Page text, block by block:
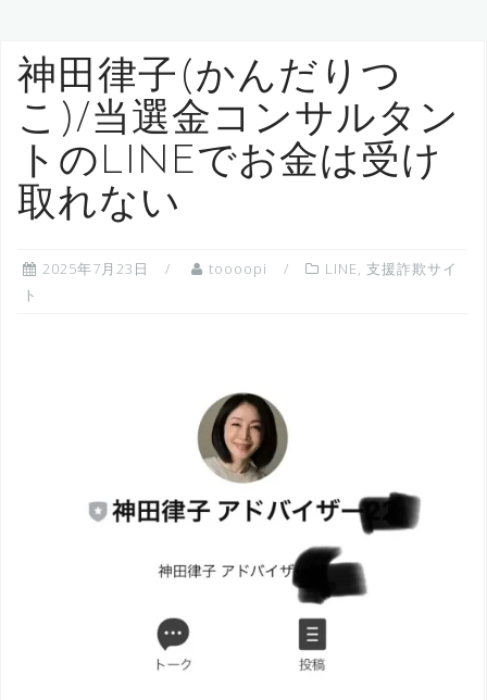
神田律子(かんだりつ
こ)/当選金コンサルタン
トのLINEでお金は受け
取れない
2025年7月23日 toooopi LINE, 支援詐欺サイ
ト